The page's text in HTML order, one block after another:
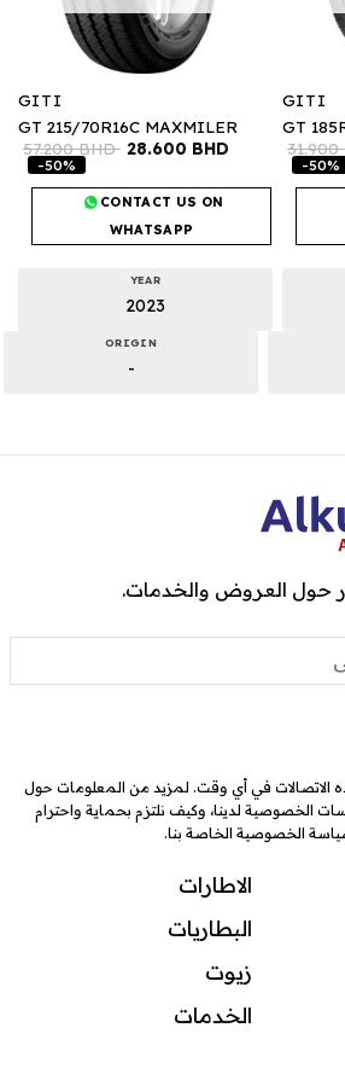
GITI
GT
31.900
-50%
GITI
GT 215/70R16C MAXMILER
57.200BHD 28.600 BHD
-50%
CONTACT US ON
WHATSAPP
YEAR
2023
ORIGIN
-
حول العروض والخدمات.
الاتصالات في أي وقت. لمزيد من المعلومات حول
الخصوصية لدينا، وكيف نلتزم بحماية واحترام
الخصوصية الخاصة بنا.
الاطارات
البطاريات
زيوت
الخدمات